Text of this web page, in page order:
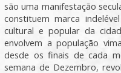
são uma manifestação
constituem marca
cultural e popular da
envolvem a população
desde os finais de cada
semana de Dezembro,